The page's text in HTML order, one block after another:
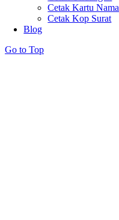
Cetak Kartu Nama
Cetak Kop Surat
Blog
Go to Top